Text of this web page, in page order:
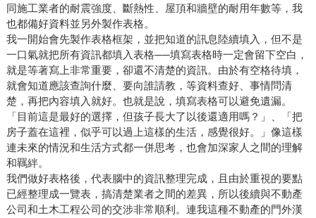
同施工業者的耐震強度、斷熱性、屋頂和牆壁的耐用年數等，我
也都備好資料並另外製作表格。
我一開始會先製作表格框架，並把知道的訊息陸續填入，但不是
一口氣就把所有資訊都填入表格──填寫表格時一定會留下空白，
就是等著寫上非常重要，卻還不清楚的資訊。由於有空格待填，
就會知道應該查詢什麼、要向誰請教，等資料查好、事情問清
楚，再把內容填入就好。也就是說，填寫表格可以避免遺漏。
「目前這是最好的選擇，但孩子長大了以後還適用嗎？」、「把
房子蓋在這裡，似乎可以過上這樣的生活，感覺很好。」像這樣
連未來的情況和生活方式都一併思考，也會加深家人之間的理解
和羈絆。
我們做好表格後，代表腦中的資訊整理完成，且由於重視的要點
已經整理成一覽表，搞清楚業者之間的差異，所以後續與不動產
公司和土木工程公司的交涉非常順利。連我這種不動產的門外漢